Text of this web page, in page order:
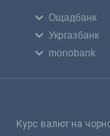
Ощадбанк
Укргазбанк
monobank
Курс валют на